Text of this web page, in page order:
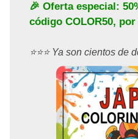
🎉 Oferta especial:
código COLOR50,
⭐️⭐️⭐️ Ya son cientos de